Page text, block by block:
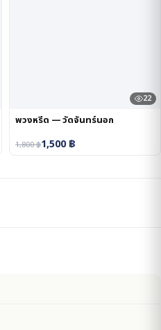
22
พวงหรีด — วัดจันทร์นอก
1,800฿1,500฿